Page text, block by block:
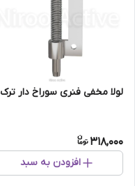
لولا مخفی فنری سوراخ دار ترک
318,000
افزودن به سبد